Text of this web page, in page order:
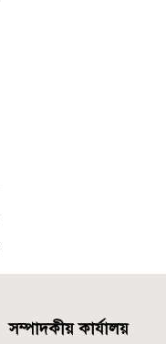
সম্পাদকীয় কার্যালয়